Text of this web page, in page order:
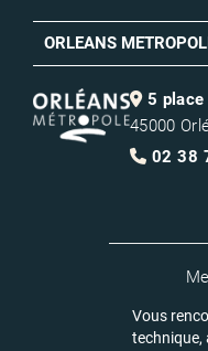
ORLEANS
5 place
45000
02 38
Vous
technique,